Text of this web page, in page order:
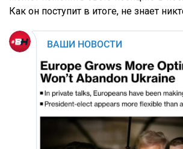
Как он поступит в итоге, не знает